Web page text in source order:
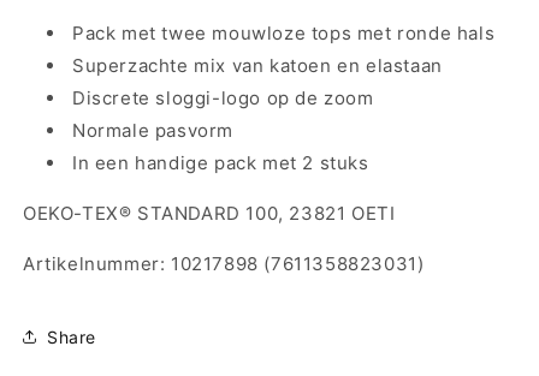
Pack met twee mouwloze tops met ronde hals
Superzachte mix van katoen en elastaan
Discrete sloggi-logo op de zoom
Normale pasvorm
In een handige pack met 2 stuks
OEKO-TEX® STANDARD 100, 23821 OETI
Artikelnummer: 10217898 (7611358823031)
Share